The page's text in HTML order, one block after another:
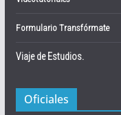
Formulario Transfórmate
Viaje de Estudios.
Oficiales